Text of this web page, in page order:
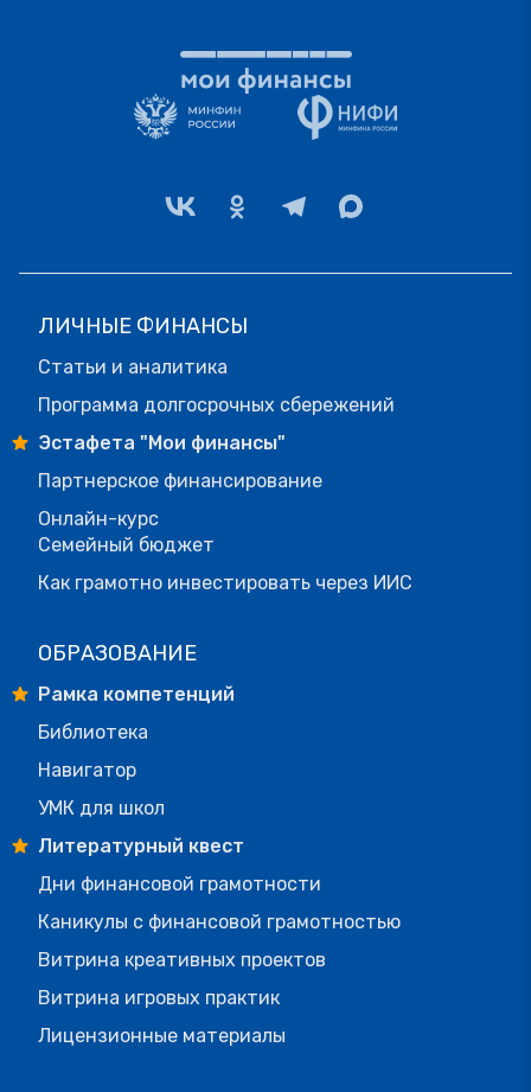
ЛИЧНЫЕ ФИНАНСЫ
Статьи и аналитика
Программа долгосрочных сбережений
Эстафета "Мои финансы"
Партнерское финансирование
Онлайн-курс
Семейный бюджет
Как грамотно инвестировать через ИИС
ОБРАЗОВАНИЕ
Рамка компетенций
Библиотека
Навигатор
УМК для школ
Литературный квест
Дни финансовой грамотности
Каникулы с финансовой грамотностью
Витрина креативных проектов
Витрина игровых практик
Лицензионные материалы